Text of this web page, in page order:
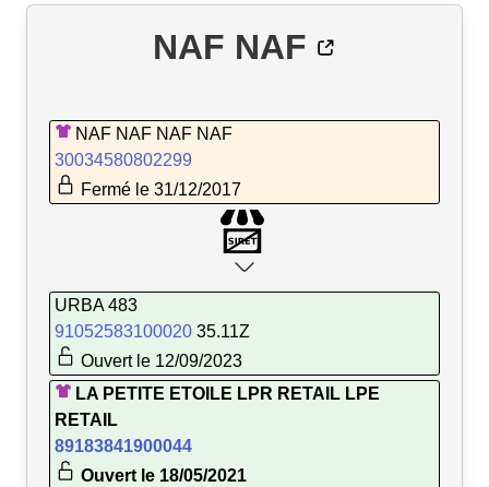
NAF NAF
NAF NAF NAF NAF
30034580802299
Fermé le 31/12/2017
URBA 483
91052583100020 35.11Z
Ouvert le 12/09/2023
LA PETITE ETOILE LPR RETAIL LPE
RETAIL
89183841900044
Ouvert le 18/05/2021